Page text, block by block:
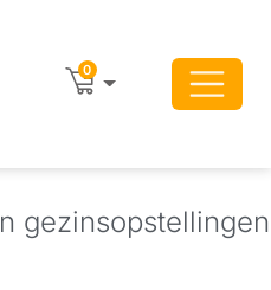
0
gezinsopstellingen